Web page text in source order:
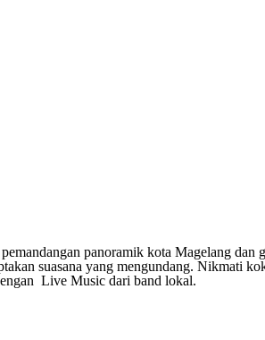
panoramik kota Magelang dan
suasana yang mengundang. Nikmati
Live Music dari band lokal.